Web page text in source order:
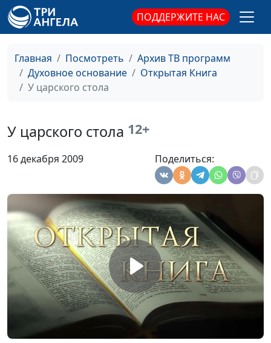
ПОДДЕРЖИТЕ НАС
Главная Посмотреть
Архив ТВ программ
Духовное основание
Открытая Книга
У царского стола
У царского стола 12+
16 декабря 2009 Поделиться:
В завете с Богом
Юлия Синицына,
Эдуард Симинюк,
магистр богословия
«Не бойся...»
Самое безопасное место
Юлия Синицына,
Эдуард Симинюк,
священнослужитель,
Мера прощения
Юлия Синицына,
Эдуард Симинюк,
священнослужитель,
магистр богословия
Голодные у накрытого
стола
Юлия Синицына,
Эдуард Симинюк,
священнослужитель,
магистр богословия